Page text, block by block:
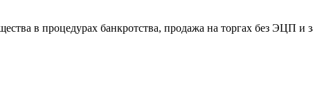
в процедурах банкротства, продажа на торгах без ЭЦП и